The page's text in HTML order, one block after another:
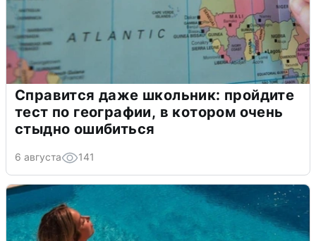
Справится даже школьник: пройдите
тест по географии, в котором очень
стыдно ошибиться
6 августа 141